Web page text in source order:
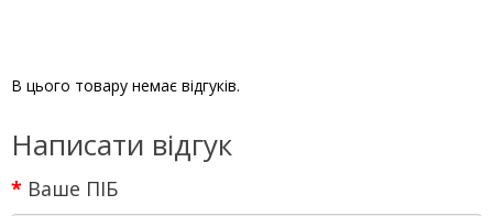
В цього товару немає відгуків.
Написати відгук
Ваше ПІБ